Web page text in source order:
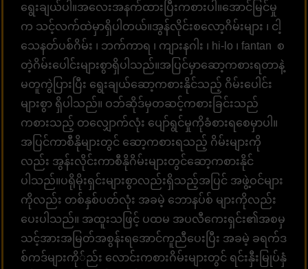
ရွေးချယ်ပါ။အလေးအနက်ထားပြီးကစားပါ။အောင်မြင်မှု
က သင့်လက်ထဲမှာရှိပါတယ်။အွန်လိုင်းစလော့ဂိမ်းများ ၊ ငါ့
သေနတ်ပစ်ဂိမ်း ၊ ဘက်ကာရ ၊ ကျားနဂါး ၊ hi-lo ၊ fantan စ
တဲ့ဂိမ်းပေါင်းများစွာရှိပါသည်။အပြင်မှာဆော့ကစားရတာနဲ့
မတူကွဲပြားပြီး ရွေးချယ်ဆော့ကစားနိုင်သည့် ဂိမ်းပေါင်း
များစွာ ရှိပါသည်။ ဝဘ်ဆိုဒ်မှတဆင့်ကစားခြင်းသည်
ကစားသည့် တလျှောက်လုံး ပျော်ရွင်မှုကိုခံစားရစေမှာပါ။
အပြင်ကာစီနိုများတွင် ဆော့ကစားရသည့် ဂိမ်းများကို
လည်း အွန်းလိုင်းကာစီနိုဂိမ်းများတွင်ဆော့ကစားနိုင်
ပါသည်။ပရိုမိုးရှင်းများစွာလည်းရှိသည့်အပြင် အဖွဲ့ဝင်များ
ကိုလည်း တစ်နှစ်ပတ်လုံး အခမဲ့ ဘောနပ်စ် များကိုလည်း
ပေးပါသည်။ အထူးသဖြင့် ပထမ အပလီကေးရှင်း၏အစမှ
သင့်အားအမြတ်အစွန်းရအောင်ကူညီပေးပြီး အခမဲ့ ခရက်ဒ
စ်ကဒ်များကို်ည်း လောင်းကစားဂိမ်းများတွင် ရင်းနှီးမြုပ်နှံ